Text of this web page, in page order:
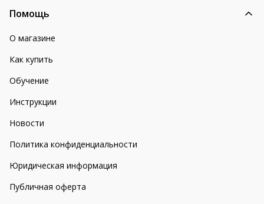
Помощь
О магазине
Как купить
Обучение
Инструкции
Новости
Политика конфиденциальности
Юридическая информация
Публичная оферта